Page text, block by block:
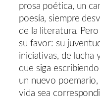
prosa poética, un
poesía, siempre
de la literatura.
su favor: su
iniciativas, de lucha
que siga
un nuevo
vida sea